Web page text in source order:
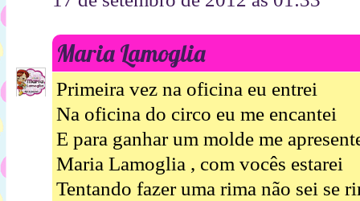
Maria Lamoglia
Primeira vez na oficina eu entrei
Na oficina do circo eu me encantei
E para ganhar um molde me
Maria Lamoglia , com vocês estarei
Tentando fazer uma rima não sei se